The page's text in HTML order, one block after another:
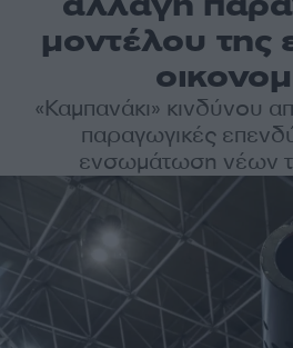
μοντέλου της
«Καμπανάκι» κινδύνου
παραγωγικές
ενσωμάτωση νέων